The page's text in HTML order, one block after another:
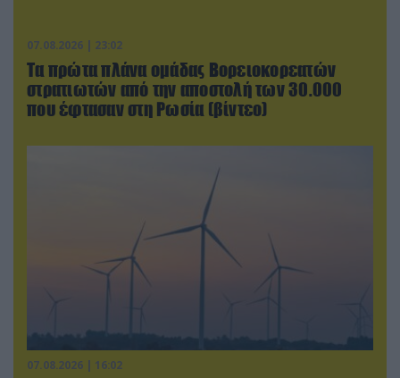
07.08.2026 | 23:02
Τα πρώτα πλάνα ομάδας Βορειοκορεατών
στρατιωτών από την αποστολή των 30.000
που έφτασαν στη Ρωσία (βίντεο)
07.08.2026 | 16:02